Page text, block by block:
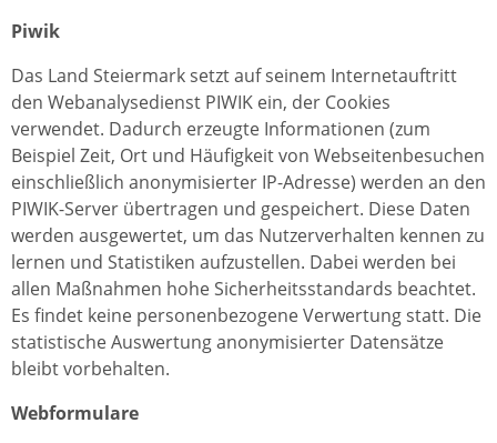
Piwik
Das Land Steiermark setzt auf seinem Internetauftritt
den Webanalysedienst PIWIK ein, der Cookies
verwendet. Dadurch erzeugte Informationen (zum
Beispiel Zeit, Ort und Häufigkeit von Webseitenbesuchen
einschließlich anonymisierter IP-Adresse) werden an den
PIWIK-Server übertragen und gespeichert. Diese Daten
werden ausgewertet, um das Nutzerverhalten kennen zu
lernen und Statistiken aufzustellen. Dabei werden bei
allen Maßnahmen hohe Sicherheitsstandards beachtet.
Es findet keine personenbezogene Verwertung statt. Die
statistische Auswertung anonymisierter Datensätze
bleibt vorbehalten.
Webformulare